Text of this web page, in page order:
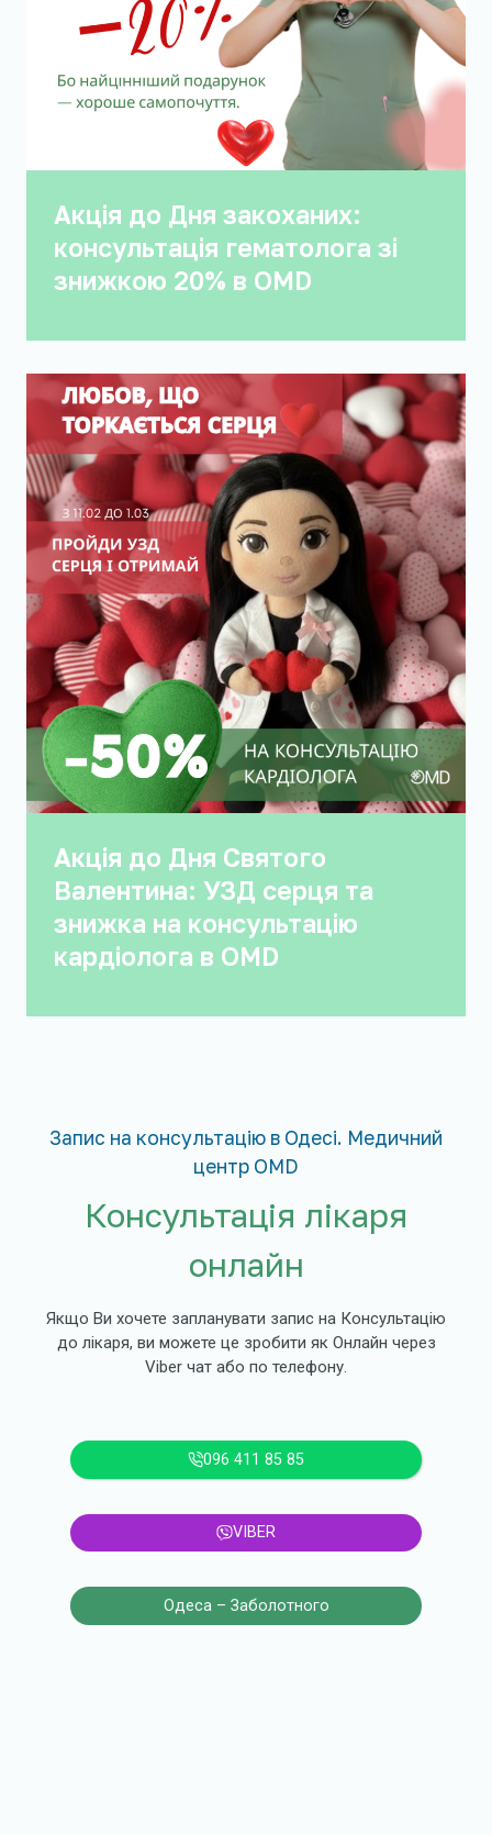
Акція до Дня закоханих:
консультація гематолога зі
знижкою 20% в OMD
Акція до Дня Святого
Валентина: УЗД серця та
знижка на консультацію
кардіолога в OMD
Запис на консультацію в Одесі. Медичний
центр OMD
Консультація лікаря
онлайн
Якщо Ви хочете запланувати запис на Консультацію
до лікаря, ви можете це зробити як Онлайн через
Viber чат або по телефону.
096 411 85 85
VIBER
Одеса – Заболотного